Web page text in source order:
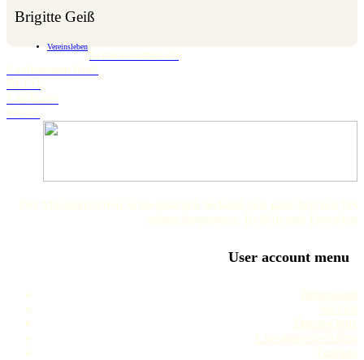
Brigitte Geiß
Vereinsleben
Schwanstetten.de
Landratsamt Roth
BLFD
Landkarte
Wetter
Der Museumsverein Schwanstetten bedankt sich ganz herzlich bei
seinen Sponsoren, Helfern und Freunden
User account menu
Impressum
Service
Datenschutz
Literaturverzeichnis
Termine